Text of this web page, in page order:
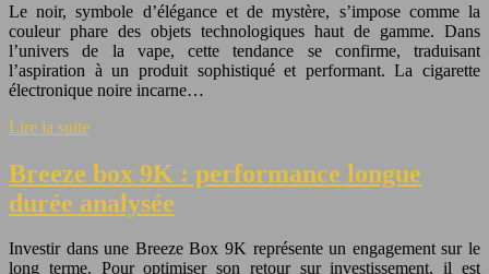
Le noir, symbole d’élégance et de mystère, s’impose comme la
couleur phare des objets technologiques haut de gamme. Dans
l’univers de la vape, cette tendance se confirme, traduisant
l’aspiration à un produit sophistiqué et performant. La cigarette
électronique noire incarne…
Lire la suite
Breeze box 9K : performance longue
durée analysée
Investir dans une Breeze Box 9K représente un engagement sur le
long terme. Pour optimiser son retour sur investissement, il est